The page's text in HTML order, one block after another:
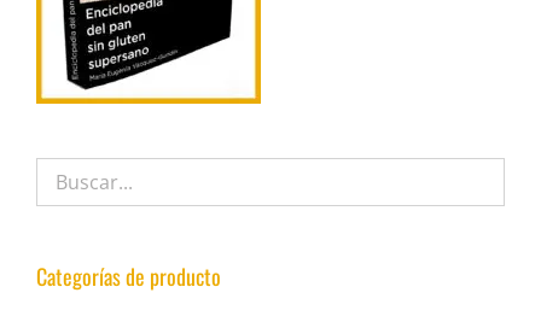
Categorías de producto